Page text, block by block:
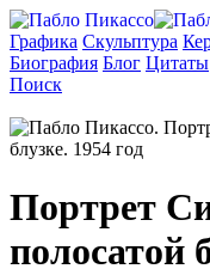
Графика Скульптура
Биография Блог Цитаты
Поиск
Портрет
полосатой